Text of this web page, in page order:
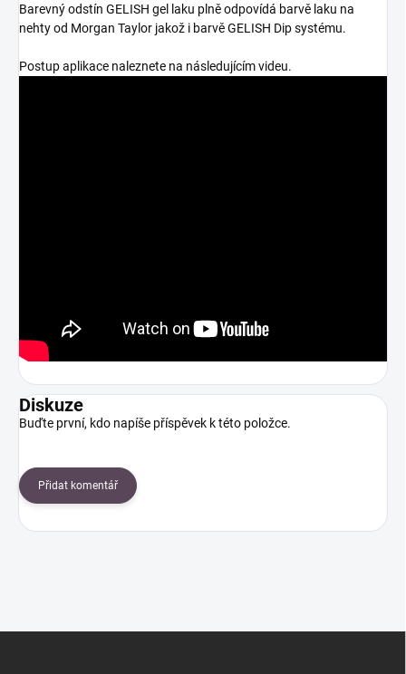
Barevný odstín GELISH gel laku plně odpovídá barvě laku na
nehty od Morgan Taylor jakož i barvě GELISH Dip systému.
Postup aplikace naleznete na následujícím videu.
Diskuze
Buďte první, kdo napíše příspěvek k této položce.
Přidat komentář